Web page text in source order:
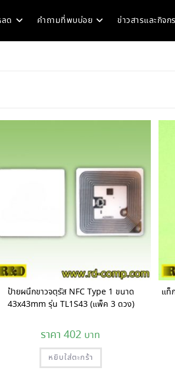
ลด คำถามที่พบบ่อย ข่าวสารและกิจก
ป้ายผนึกขาวจตุรัส NFC Type 1 ขนาด
43x43mm รุ่น TL1S43 (แพ็ค 3 ดวง)
402
หยิบใส่ตะกร้า
แท็